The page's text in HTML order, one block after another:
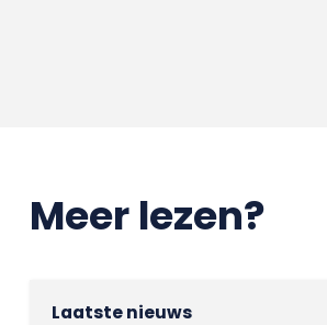
Meer lezen?
Laatste nieuws